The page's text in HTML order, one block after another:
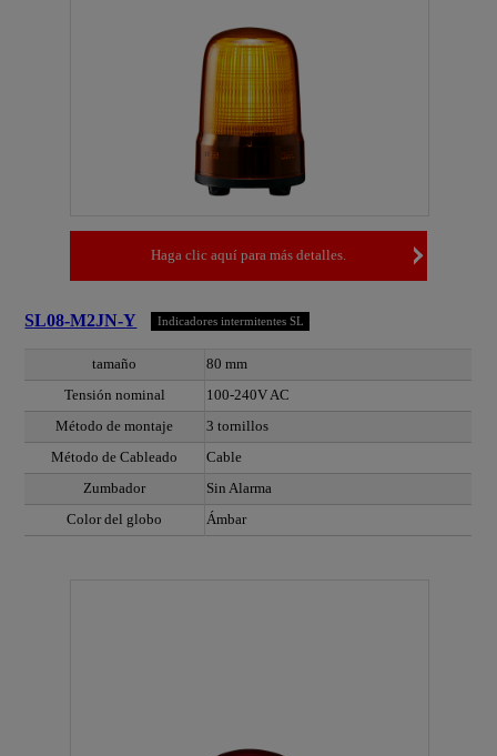
Haga clic aquí para más detalles.
SL08-M2JN-Y Indicadores intermitentes SL
tamaño
80 mm
Tensión nominal
100-240V AC
Método de montaje
3 tornillos
Método de Cableado
Cable
Zumbador
Sin Alarma
Color del globo
Ámbar